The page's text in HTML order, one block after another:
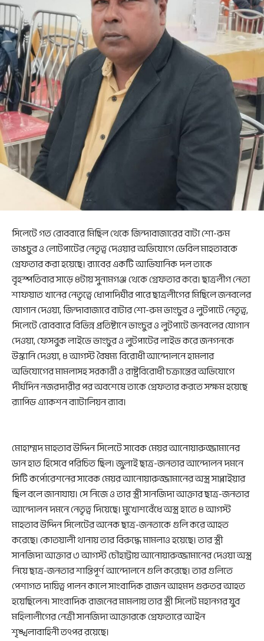
সিলেটে গত রোববারে মিছিল থেকে জিন্দাবাজারের বাটা শো-রুম
ভাঙচুর ও লোটপাটের নেতৃত্ব দেওয়ার অভিযোগে ডেবিল মাহতাবকে
গ্রেফতার করা হয়েছে। র‌্যাবের একটি আভিযানিক দল তাকে
বৃহস্পতিবার সাড়ে ৪টায় সুনামগঞ্জ থেকে গ্রেফতার করে। ছাত্রলীগ নেতা
শাফয়াত খানের নেতৃত্বে ধোপাদিঘীর পারে ছাত্রলীগের মিছিলে জনবলের
যোগান দেওয়া, জিন্দাবাজারে বাটার শো-রুম ভাংচুর ও লুটপাটে নেতৃত্ব,
সিলেটে রোববারে বিভিন্ন প্রতিষ্টানে ভাংচুর ও লুটপাটে জনবলের যোগান
দেওয়া, ফেসবুক লাইভে ভাংচুর ও লুটপাটের লাইভ করে জনগনকে
উস্কানি দেওয়া, ৪ আগস্ট বৈষম্য বিরোধী আন্দোলনে হামলার
অভিযোগের মামলাসহ সরকারী ও রাষ্ট্রবিরোধী চক্রান্তের অভিযোগে
দীর্ঘদিন নজরদারীর পর অবশেষে তাকে গ্রেফতার করতে সক্ষম হয়েছে
র‌্যাপিড এ্যাকশন ব্যাটালিয়ন র‌্যাব।
মোহাম্মদ মাহতাব উদ্দিন সিলেটে সাবেক মেয়র আনোয়ারুজ্জামানের
ডান হাত হিসেবে পরিচিত ছিল। জুলাই ছাত্র-জনতার আন্দোলন দমনে
সিটি কর্পোরেশনের সাবেক মেয়র আনোয়ারুজ্জামানের অস্ত্র সাপ্লাইয়ার
ছিল বলে জানাযায়। সে নিজে ও তার স্ত্রী সানজিদা আক্তার ছাত্র-জনতার
আন্দোলন দমনে নেতৃত্ব দিয়েছে। মুখোশবেঁধে অস্ত্র হাতে ৪ আগস্ট
মাহতাব উদ্দিন সিলেটের অনেক ছাত্র-জনতাকে গুলি করে আহত
করেছে। কোতয়ালী থানায় তার বিরুদ্ধে মামলাও হয়েছে। তার স্ত্রী
সানজিদা আক্তার ৩ আগস্ট চৌহাট্টায় আনোয়ারুজ্জামানের দেওয়া অস্ত্র
নিয়ে ছাত্র-জনতার শান্তিপূর্ণ আন্দোলনে গুলি করেছে। তার গুলিতে
পেশাগত দায়িত্ব পালন কালে সাংবাদিক রাজন আহমদ গুরুতর আহত
হয়েছিলেন। সাংবাদিক রাজনের মামলায় তার স্ত্রী সিলেট মহানগর যুব
মহিলালীগের নেত্রী সানজিদা আক্তারকে গ্রেফতারে আইন
শৃঙ্খলাবাহিনী তৎপর রয়েছে।